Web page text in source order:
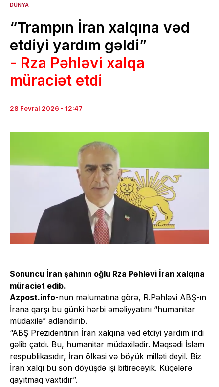
DÜNYA
“Trampın İran xalqına vəd
etdiyi yardım gəldi”
- Rza Pəhləvi xalqa
müraciət etdi
28 Fevral 2026 - 12:47
Sonuncu İran şahının oğlu Rza Pəhləvi İran xalqına
müraciət edib.
Azpost.info-nun məlumatına görə, R.Pəhləvi ABŞ-ın
İrana qarşı bu günki hərbi əməliyyatını “humanitar
müdaxilə” adlandırıb.
“ABŞ Prezidentinin İran xalqına vəd etdiyi yardım indi
gəlib çatdı. Bu, humanitar müdaxilədir. Məqsədi İslam
respublikasıdır, İran ölkəsi və böyük milləti deyil. Biz
İran xalqı bu son döyüşdə işi bitirəcəyik. Küçələrə
qayıtmaq vaxtıdır”.